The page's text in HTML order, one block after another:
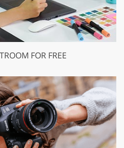
FOR FREE